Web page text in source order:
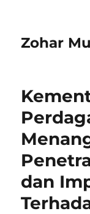
Zohar
dan